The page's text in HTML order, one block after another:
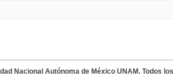
Nacional Autónoma de México UNAM. Todos